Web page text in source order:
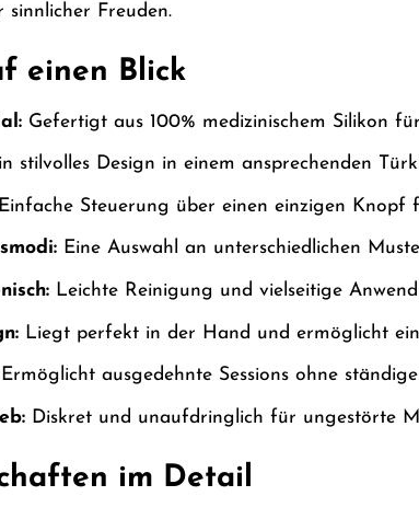
sinnlicher Freuden.
einen Blick
Gefertigt aus 100% medizinischem Silikon
stilvolles Design in einem ansprechenden
Steuerung über einen einzigen Knopf
Eine Auswahl an unterschiedlichen
Leichte Reinigung und vielseitige
Liegt perfekt in der Hand und ermöglicht
ausgedehnte Sessions ohne
Diskret und unaufdringlich für ungestörte
im Detail